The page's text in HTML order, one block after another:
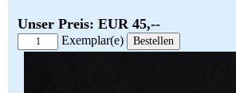
Links
Impressum
Unser Preis: EUR 45,--
Exemplar(e)